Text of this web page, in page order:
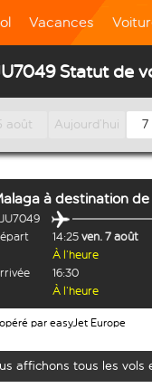
Vacances
Statut de
août Aujourd’hui 7
à destination de
14:25 ven. 7 août
À l’heure
16:30
À l’heure
par easyJet Europe
affichons tous les